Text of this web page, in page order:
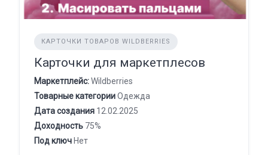
КАРТОЧКИ ТОВАРОВ WILDBERRIES
Карточки для маркетплесов
Маркетплейс:Wildberries
Товарные категорииОдежда
Дата создания 12.02.2025
Доходность 75%
Под ключ Нет